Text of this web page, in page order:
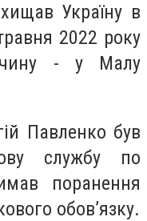
Україну в
2022 року
- у Малу
Павленко був
службу по
поранення
обов’язку.